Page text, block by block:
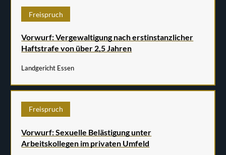
Freispruch
Vorwurf: Vergewaltigung nach erstinstanzlicher
Haftstrafe von über 2,5 Jahren
Landgericht Essen
Freispruch
Vorwurf: Sexuelle Belästigung unter
Arbeitskollegen im privaten Umfeld